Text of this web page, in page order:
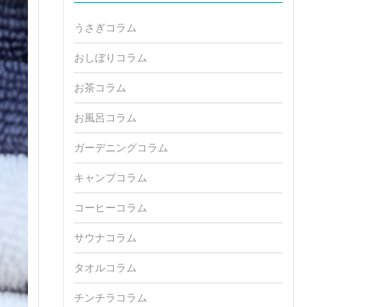
うさぎコラム
おしぼりコラム
お茶コラム
お風呂コラム
ガーデニングコラム
キャンプコラム
コーヒーコラム
サウナコラム
タオルコラム
チンチラコラム